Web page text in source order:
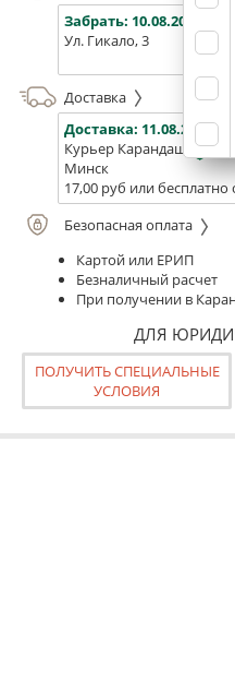
Забрать: 10.08.2026
Ул. Гикало, 3
Доставка
Доставка: 11.08.2026
Курьер Карандаш
Минск
17,00 руб или бесплатно
Безопасная оплата
Картой или ЕРИП
Безналичный расчет
При получении в
ДЛЯ
ПОЛУЧИТЬ СПЕЦИАЛЬНЫЕ
УСЛОВИЯ